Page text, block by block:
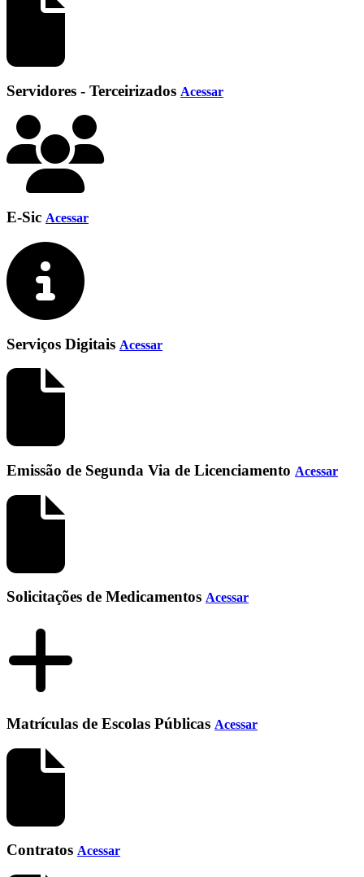
Servidores - Terceirizados Acessar
E-Sic Acessar
Serviços Digitais Acessar
Emissão de Segunda Via de Licenciamento Acessar
Solicitações de Medicamentos Acessar
Matrículas de Escolas Públicas Acessar
Contratos Acessar